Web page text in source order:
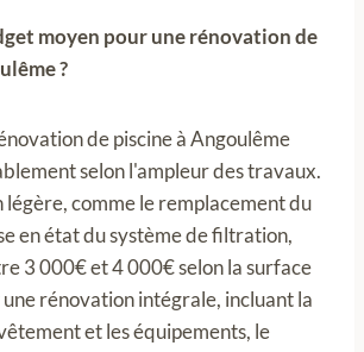
moyen pour une rénovation de
?
de piscine à Angoulême
selon l'ampleur des travaux.
légère, comme le remplacement du
en état du système de filtration,
3 000€ et 4 000€ selon la surface
une rénovation intégrale, incluant la
et les équipements, le